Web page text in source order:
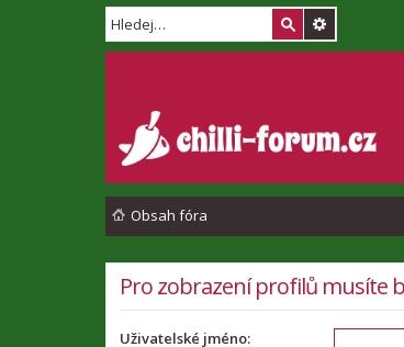
Obsah fóra
Pro zobrazení profilů musíte
Uživatelské jméno: